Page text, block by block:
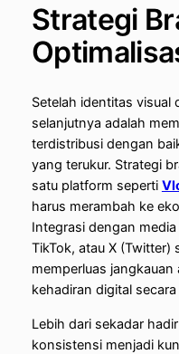
Strategi
Setelah identitas visual
selanjutnya adalah
terdistribusi dengan
yang terukur. Strategi
satu platform seperti
harus merambah ke
Integrasi dengan
TikTok, atau X
memperluas
kehadiran digital
Lebih dari sekadar
konsistensi menjadi